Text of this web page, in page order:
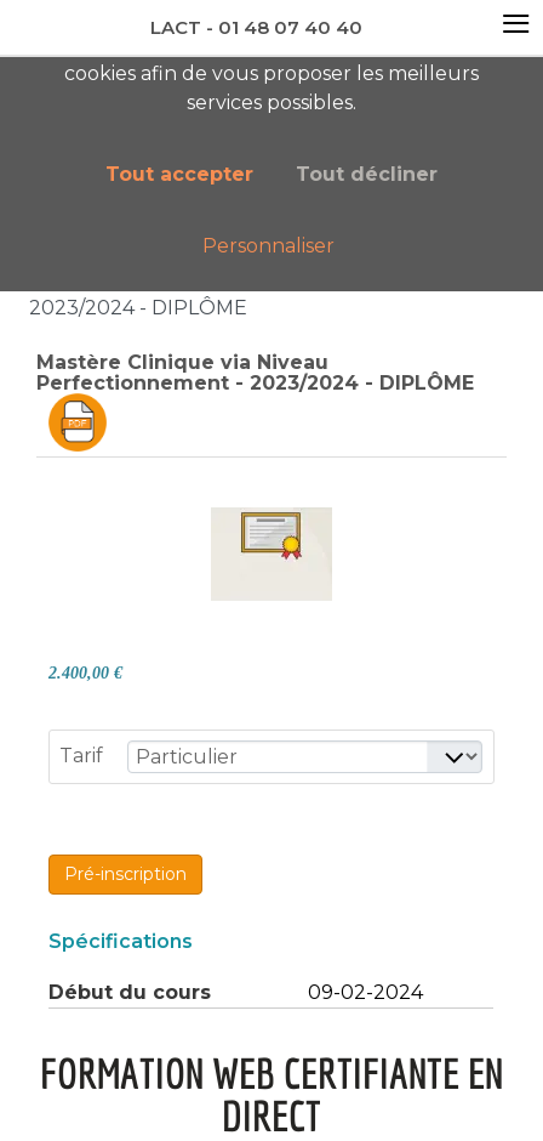
newsletter AC
Boutique
Catalogue général
2023/2024 - DIPLÔME
Mastère Clinique via Niveau
Perfectionnement - 2023/2024 - DIPLÔME
2.400,00 €
Tarif
Pré-inscription
Spécifications
Début du cours 09-02-2024
FORMATION WEB CERTIFIANTE EN
DIRECT
cookies afin de vous proposer les meilleurs
services possibles.
Tout accepter Tout décliner
Personnaliser
LACT - 01 48 07 40 40 ≡